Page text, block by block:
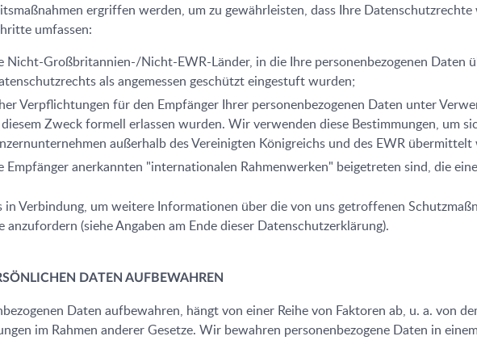
ergriffen werden, um zu gewährleisten, dass Ihre
umfassen:
Nicht-Großbritannien-/Nicht-EWR-Länder, in die Ihre personenbezogenen Daten
als angemessen geschützt eingestuft wurden;
Verpflichtungen für den Empfänger Ihrer personenbezogenen Daten unter
Zweck formell erlassen wurden. Wir verwenden diese Bestimmungen, um
außerhalb des Vereinigten Königreichs und des EWR
Empfänger anerkannten "internationalen Rahmenwerken" beigetreten sind, die
in Verbindung, um weitere Informationen über die von uns getroffenen
(siehe Angaben am Ende dieser Datenschutzerklärung).
DATEN AUFBEWAHREN
Daten aufbewahren, hängt von einer Reihe von Faktoren ab, u. a. von
im Rahmen anderer Gesetze. Wir bewahren personenbezogene Daten in